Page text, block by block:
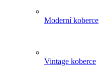
Moderní koberce
Vintage koberce